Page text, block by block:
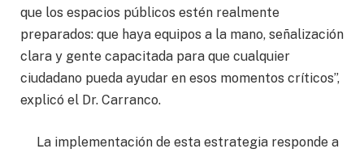
que los espacios públicos estén realmente
preparados: que haya equipos a la mano, señalización
clara y gente capacitada para que cualquier
ciudadano pueda ayudar en esos momentos críticos”,
explicó el Dr. Carranco.
La implementación de esta estrategia responde a